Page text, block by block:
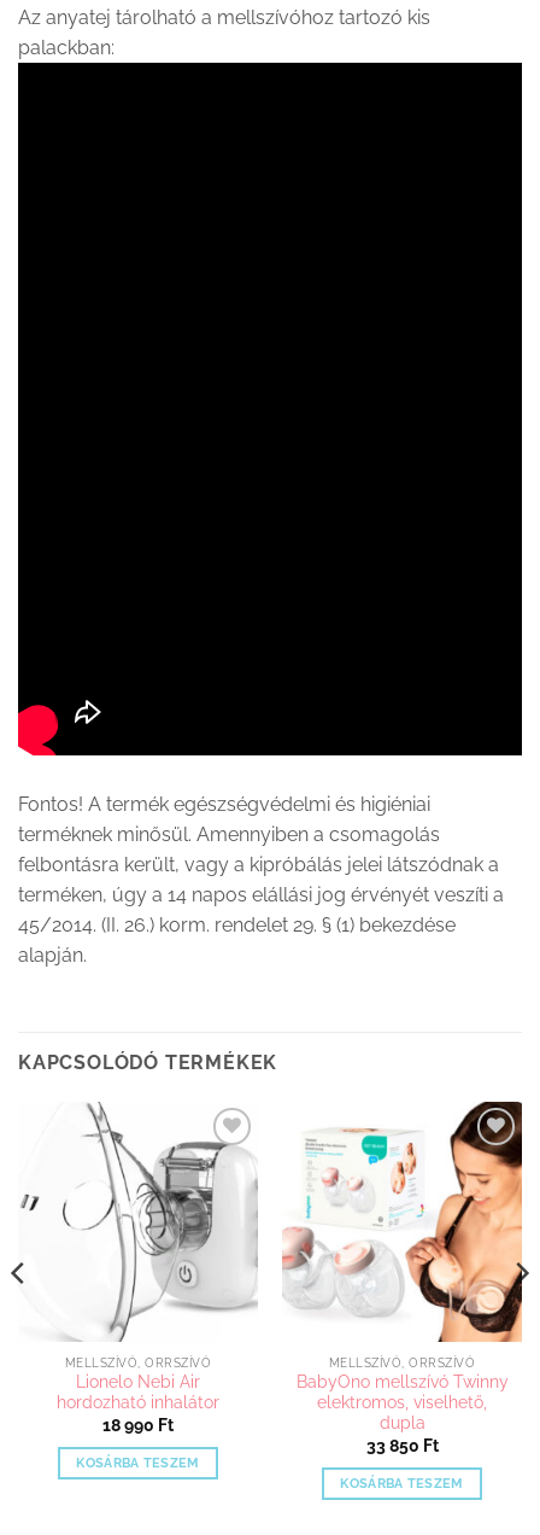
Az anyatej tárolható a mellszívóhoz tartozó kis
palackban:
Fontos! A termék egészségvédelmi és higiéniai
terméknek minősül. Amennyiben a csomagolás
felbontásra került, vagy a kipróbálás jelei látszódnak a
terméken, úgy a 14 napos elállási jog érvényét veszíti a
45/2014. (II. 26.) korm. rendelet 29. § (1) bekezdése
alapján.
KAPCSOLÓDÓ TERMÉKEK
Kedvenceimhez
adom
MELLSZÍVÓ, ORRSZÍVÓ
Lionelo Nebi Air
hordozható inhalátor
18 990 Ft
KOSÁRBA TESZEM
Kedvenceimhez
adom
MELLSZÍVÓ, ORRSZÍVÓ
BabyOno mellszívó Twinny
elektromos, viselhető,
dupla
33 850 Ft
KOSÁRBA TESZEM